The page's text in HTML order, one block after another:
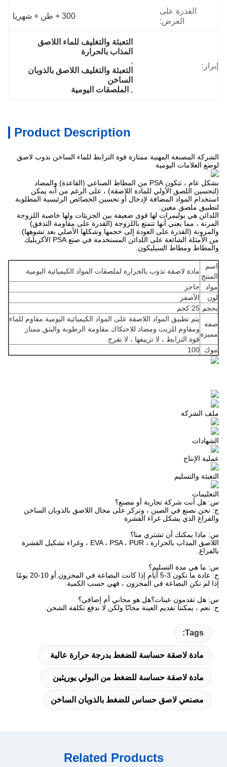
القدرة على
العرض:
300 + طن + شهريا
إبراز:
التعبئة والتغليف للماء اللاصق
المذاب بالحرارة
,
التعبئة والتغليف اللاصق بالذوبان
الساخن
, الملصقات اليومية
Product Description
الشركة المصنعة المهنية ممتازة قوة الترابط للماء الساخن نذوب لاصق
لوضع العلامات اليومية
بشكل عام ، تتكون PSA من المطاط الصناعي (القاعدة) والمضاد
(لتحسين اللصق الأولي للمادة اللاصقة) ، على الرغم من أنه يمكن
استخدام المواد المضافة لإدخال أو تحسين الخصائص الرئيسية المطلوبة
لتطبيق ملصق معين.
اللدائن هي بوليمرات لها قوى ضعيفة بين الجزيئات ولها خاصية اللزوجة
المرنة ، مما يعني أنها تتمتع باللزوجة (القدرة على مقاومة التدفق)
والمرونة (القدرة على العودة إلى حجمها وشكلها الأصلي بعد تشوهها).
من الأمثلة الشائعة على اللدائن المستخدمة في صنع PSA الأكريليك
والمطاط ومطاط السيليكون.
اسم
المنتج
مادة لاصقة تذوب بالحرارة لملصقات المواد الكيميائية اليومية
مواد
حاجز
لون
الأصفر
بحجم
25 كجم
صفة
مميزة
يتم تطبيق المواد اللاصقة على المواد الكيميائية اليومية.مقاوم للماء
ومقاوم للزيت ومضاد للاحتكاك.مقاومة الرطوبة والبثق.ممتاز
قوة الترابط ، لا تزييفها ، لا تقرح
موك
100
ملف الشركة
الشهادات
عملية الإنتاج
التعبئة والتسليم
التعليمات
س: هل أنت شركة تجارية أو مصنع؟
ج: نحن نصنع في الصين ، ونركز على مجال اللاصق بالذوبان الساخن
والفراغ الذي يشكل غراء القشرة
س: ماذا يمكنك أن تشتري منا؟
اللاصق المذاب بالحرارة ، EVA ، PSA ، PUR ، وغراء تشكيل القشرة
بالفراغ.
س: ما هي مدة التسليم؟
ج: عادة ما تكون 3-5 أيام إذا كانت البضاعة في المخزون.أو 10-20 يومًا
إذا لم تكن البضاعة في المخزون ، فهي حسب الكمية.
س: هل تقدمون عينات؟هل هو مجاني أم إضافي؟
ج: نعم ، يمكننا تقديم العينة مجانًا ولكن لا ندفع تكلفة الشحن.
Tags:
مادة لاصقة حساسة للضغط بدرجة حرارة عالية
مادة لاصقة حساسة للضغط من البولي يوريثين
مصنعي لاصق حساس للضغط بالذوبان الساخن
Related Products